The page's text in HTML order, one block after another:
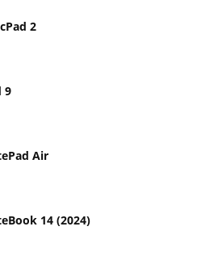
2
9
Air
14 (2024)